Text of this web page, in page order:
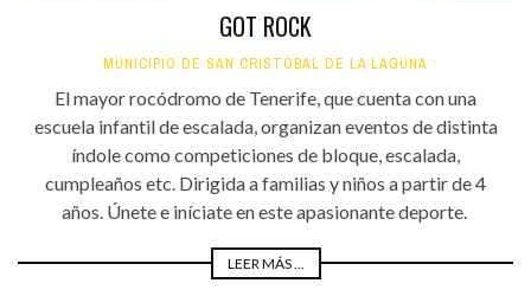
GOT ROCK
MUNICIPIO DE SAN CRISTÓBAL DE LA LAGUNA
El mayor rocódromo de Tenerife, que cuenta con una
escuela infantil de escalada, organizan eventos de distinta
índole como competiciones de bloque, escalada,
cumpleaños etc. Dirigida a familias y niños a partir de 4
años. Únete e iníciate en este apasionante deporte.
LEER MÁS ...